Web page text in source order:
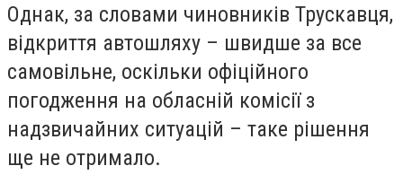
Однак, за словами чиновників Трускавця,
відкриття автошляху – швидше за все
самовільне, оскільки офіційного
погодження на обласній комісії з
надзвичайних ситуацій – таке рішення
ще не отримало.